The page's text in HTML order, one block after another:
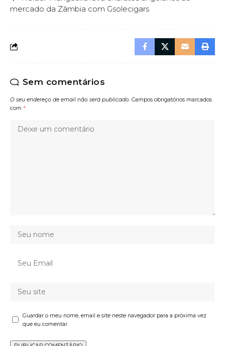
mercado da Zâmbia com Gsolecigars
Sem comentários
O seu endereço de email não será publicado. Campos obrigatórios marcados
com *
Guardar o meu nome, email e site neste navegador para a próxima vez
que eu comentar.